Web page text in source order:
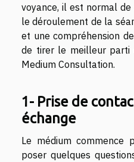
voyance, il est normal
le déroulement de la
et une compréhension
de tirer le meilleur parti
Medium Consultation.
1- Prise de
échange
Le médium commence
poser quelques